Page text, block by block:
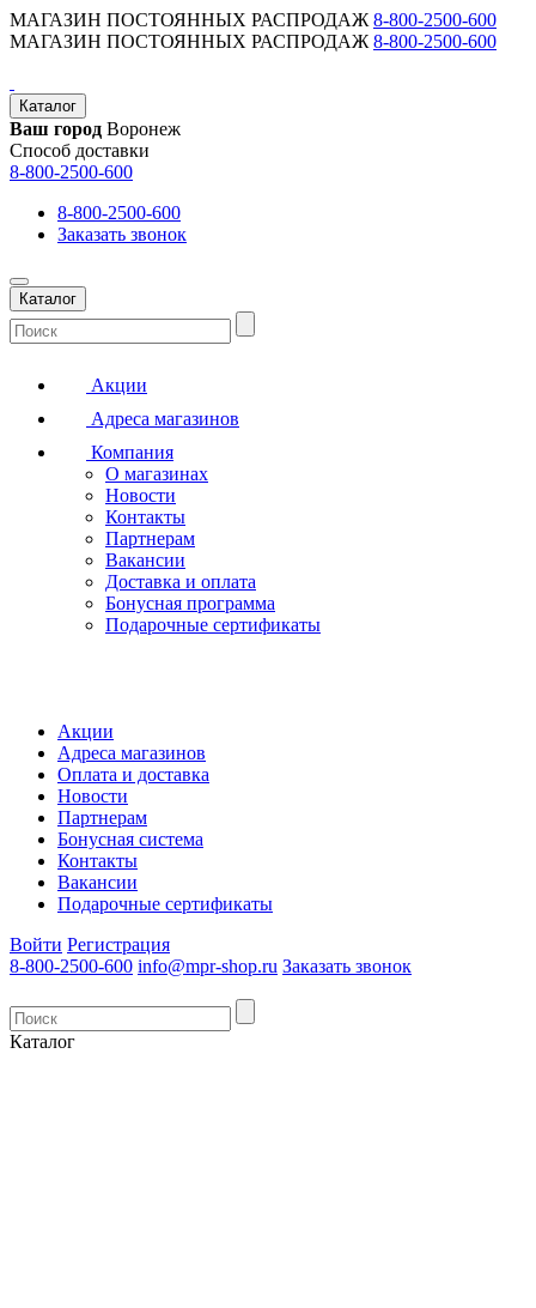
МАГАЗИН ПОСТОЯННЫХ РАСПРОДАЖ 8-800-2500-600
МАГАЗИН ПОСТОЯННЫХ РАСПРОДАЖ 8-800-2500-600
Каталог
Ваш город Воронеж
Способ доставки
8-800-2500-600
8-800-2500-600
Заказать звонок
Каталог
Акции
Адреса магазинов
Компания
О магазинах
Новости
Контакты
Партнерам
Вакансии
Доставка и оплата
Бонусная программа
Подарочные сертификаты
Акции
Адреса магазинов
Оплата и доставка
Новости
Партнерам
Бонусная система
Контакты
Вакансии
Подарочные сертификаты
Войти Регистрация
8-800-2500-600 info@mpr-shop.ru Заказать звонок
Каталог